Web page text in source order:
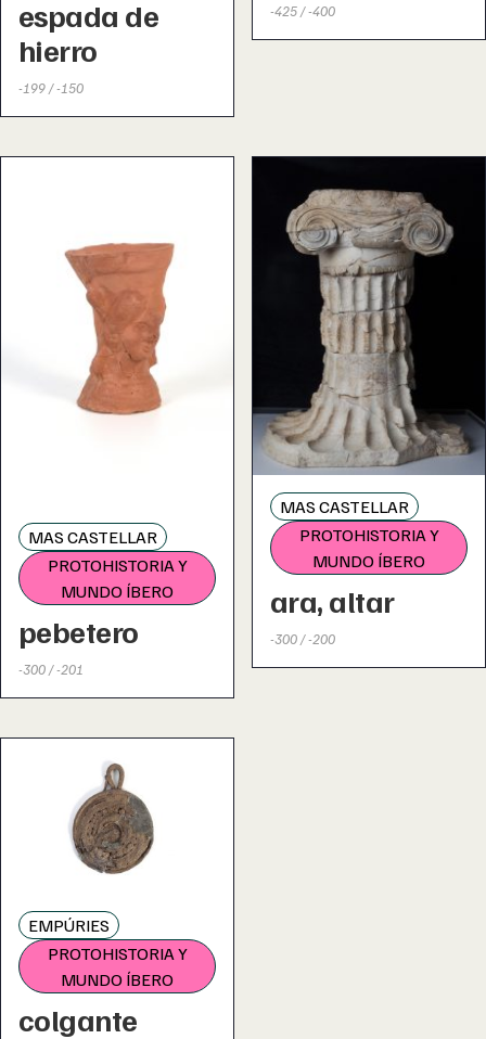
espada de
hierro
-199 / -150
-425 / -400
MAS CASTELLAR
PROTOHISTORIA Y
MUNDO ÍBERO
pebetero
-300 / -201
MAS CASTELLAR
PROTOHISTORIA Y
MUNDO ÍBERO
ara, altar
-300 / -200
EMPÚRIES
PROTOHISTORIA Y
MUNDO ÍBERO
colgante